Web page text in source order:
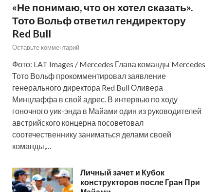
«Не понимаю, что он хотел сказать».
Тото Вольф ответил гендиректору
Red Bull
Оставьте комментарий
Фото: LAT Images / Mercedes Глава команды Mercedes
Тото Вольф прокомментировал заявление
генерального директора Red Bull Оливера
Минцлаффа в свой адрес. В интервью по ходу
гоночного уик-энда в Майами один из руководителей
австрийского концерна посоветовал
соотечественнику заниматься делами своей
команды,…
Личный зачет и Кубок
конструкторов после Гран При